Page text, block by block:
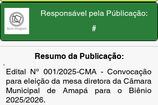
Responsável pela Públicação:
#
Resumo da Publicação:
Edital Nº 001/2025-CMA - Convocação
para eleição da mesa diretora da Câmara
Municipal de Amapá para o Biênio
2025/2026.